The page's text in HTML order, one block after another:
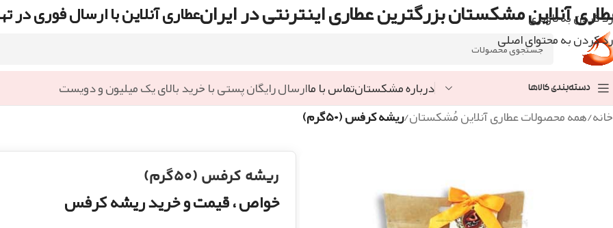
رد کردن به ناوبری
رد کردن به محتوای اصلی
آنلاین مشکستان بزرگترین عطاری اینترنتی در ایرانعطاری آنلاین با ارسال فوری در
دسته‌بندی کالاها درباره مشکستانتماس با ماارسال رایگان پستی با خرید بالای یک میلیون و دویست
خانه/همه محصولات عطاری آنلاین مُشکستان/ریشه کرفس (۵۰گرم)
ریشه کرفس (۵۰گرم)
خواص ، قیمت و خرید ریشه کرفس